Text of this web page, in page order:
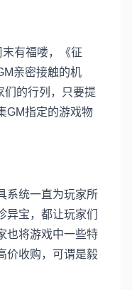
末有福喽，《征
亲密接触的机
们的行列，只要提
GM指定的游戏物
系统一直为玩家所
异宝，都让玩家们
也将游戏中一些特
价收购，可谓是毅